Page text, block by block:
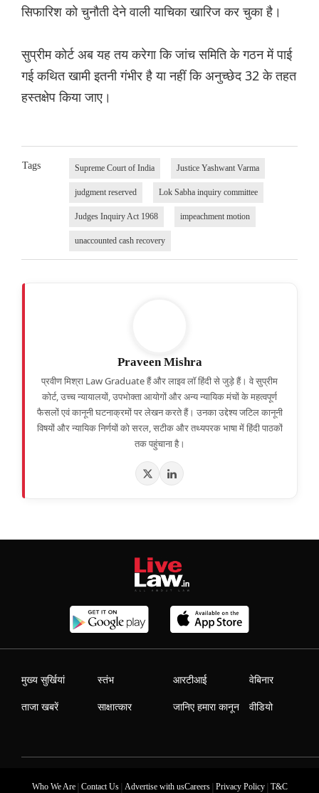
सिफारिश को चुनौती देने वाली याचिका खारिज कर चुका है।
सुप्रीम कोर्ट अब यह तय करेगा कि जांच समिति के गठन में पाई
गई कथित खामी इतनी गंभीर है या नहीं कि अनुच्छेद 32 के तहत
हस्तक्षेप किया जाए।
Tags Supreme Court of India Justice Yashwant Varma
judgment reserved Lok Sabha inquiry committee
Judges Inquiry Act 1968 impeachment motion
unaccounted cash recovery
Praveen Mishra
प्रवीण मिश्रा Law Graduate हैं और लाइव लॉ हिंदी से जुड़े हैं। वे सुप्रीम
कोर्ट, उच्च न्यायालयों, उपभोक्ता आयोगों और अन्य न्यायिक मंचों के महत्वपूर्ण
फैसलों एवं कानूनी घटनाक्रमों पर लेखन करते हैं। उनका उद्देश्य जटिल कानूनी
विषयों और न्यायिक निर्णयों को सरल, सटीक और तथ्यपरक भाषा में हिंदी पाठकों
तक पहुंचाना है।
मुख्य सुर्खियां
ताजा खबरें
स्तंभ
साक्षात्कार
आरटीआई
जानिए हमारा कानून
वेबिनार
वीडियो
Who We Are| Contact Us| Advertise with usCareers| Privacy Policy| T&C